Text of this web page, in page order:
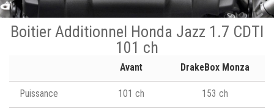
Boitier Additionnel Honda Jazz 1.7 CDTI
101 ch
Avant DrakeBox Monza
Puissance 101 ch 153 ch